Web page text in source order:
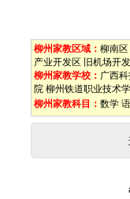
柳州家教区域： 柳南区
产业开发区
旧机场开
柳州家教学校： 广西
院 柳州铁道职业技术
柳州家教科目： 数学